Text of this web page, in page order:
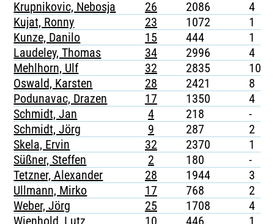
Krupnikovic, Nebosja
26 2086 4
Kujat, Ronny
23 1072 1
Kunze, Danilo
15 444 1
Laudeley, Thomas
34 2996 4
Mehlhorn, Ulf
32 2835 10
Oswald, Karsten
28 2421 8
Podunavac, Drazen
17 1350 4
Schmidt, Jan
4 218 -
Schmidt, Jörg
9 287 2
Skela, Ervin
32 2370 1
Süßner, Steffen
2 180 -
Tetzner, Alexander
28 1944 3
Ullmann, Mirko
17 768 2
Weber, Jörg
25 1708 4
Wienhold, Lutz
10 446 1